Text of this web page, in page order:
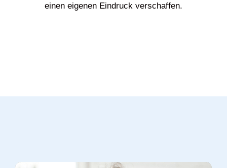
einen eigenen Eindruck verschaffen.